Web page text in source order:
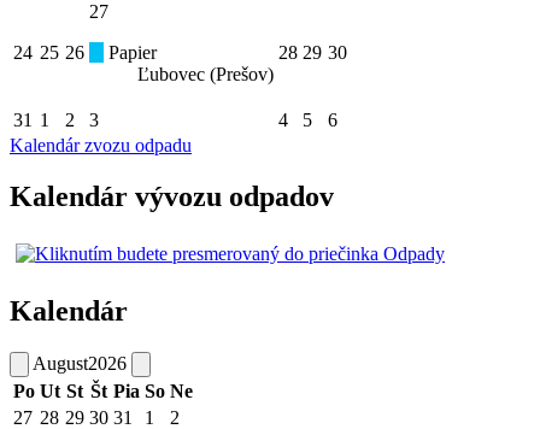
24 25 26
27
Papier
Ľubovec (Prešov)
28 29 30
31 1 2 3 4 5
6
Kalendár zvozu odpadu
Kalendár vývozu odpadov
Kalendár
August2026
Po Ut St Št Pia So Ne
27 28 29 30 31 1
2